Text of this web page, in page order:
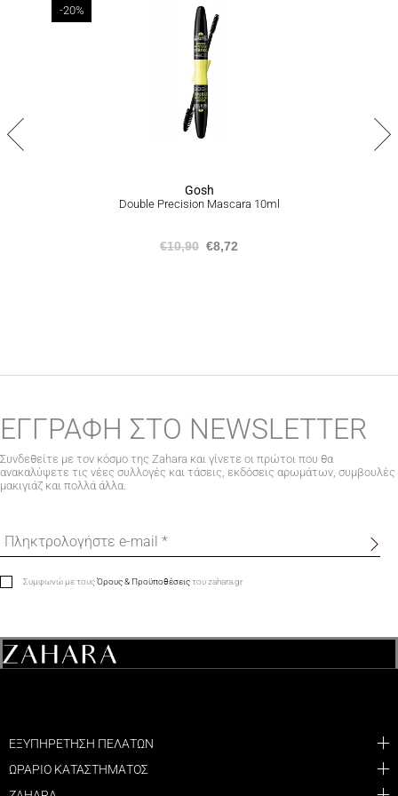
ΠΟΛΙΤΙΚΗ ΕΠΙΣΤΡΟΦΩΝ
Σε περίπτωση που δεν είστε απόλυτα ικανοποιημένοι από το
προϊόν ή το σύνολο της παραγγελίας σας, είμαστε στην
ευχάριστη θέση να σας προσφέρουμε επιστροφή προϊόντων
εντός 14 ημερών από την ημερομηνία που τα παραλάβατε,
ακολουθώντας την διαδικασία που αναγράφεται
Gosh
Double Precision Mascara 10ml
€10,90 €8,72
-20%
ΕΓΓΡΑΦΗ ΣΤΟ NEWSLETTER
Συνδεθείτε με τον κόσμο της Zahara και γίνετε οι πρώτοι που θα
ανακαλύψετε τις νέες συλλογές και τάσεις, εκδόσεις αρωμάτων, συμβουλές
μακιγιάζ και πολλά άλλα.
Συμφωνώ με τουςΌρους & Προϋποθέσειςτου zahara.gr
ΕΞΥΠΗΡΕΤΗΣΗ ΠΕΛΑΤΩΝ
ΩΡΑΡΙΟ ΚΑΤΑΣΤΗΜΑΤΟΣ